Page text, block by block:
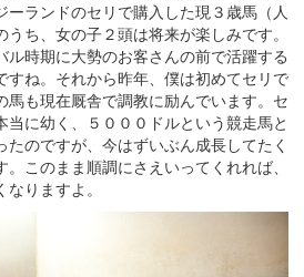
ーランドのセリで購入した現３歳馬（人
ち、女の子２頭は将来が楽しみです。
ル時期に大勢のお客さんの前で活躍する
すね。それから昨年、僕は初めてセリで
馬も現在厩舎で調教に励んでいます。セ
当に幼く、５０００ドルという競走馬と
たのですが、今はずいぶん成長してたく
。このまま順調にさえいってくれれば、
りますよ。